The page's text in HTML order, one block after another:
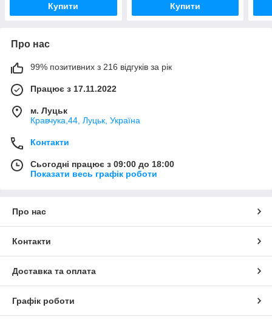
Купити Купити
Про нас
99% позитивних з 216 відгуків за рік
Працює з 17.11.2022
м. Луцьк
Кравчука,44, Луцьк, Україна
Контакти
Сьогодні працює з 09:00 до 18:00
Показати весь графік роботи
Про нас
Контакти
Доставка та оплата
Графік роботи